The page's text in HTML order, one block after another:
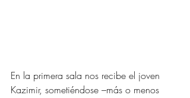
En la primera sala nos recibe el joven
Kazimir, sometiéndose –más o menos